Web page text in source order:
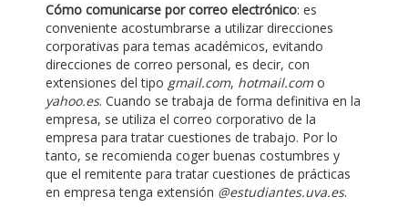
Cómo comunicarse por correo electrónico: es
conveniente acostumbrarse a utilizar direcciones
corporativas para temas académicos, evitando
direcciones de correo personal, es decir, con
extensiones del tipo gmail.com, hotmail.como
yahoo.es. Cuando se trabaja de forma definitiva en la
empresa, se utiliza el correo corporativo de la
empresa para tratar cuestiones de trabajo. Por lo
tanto, se recomienda coger buenas costumbres y
que el remitente para tratar cuestiones de prácticas
en empresa tenga extensión @estudiantes.uva.es.